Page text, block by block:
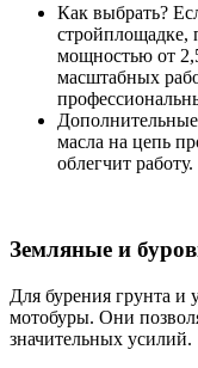
Как выбрать?
стройплощадке,
мощностью от
масштабных
масла на цепь
облегчит работу.
Земляные и
Для бурения грунта и
мотобуры. Они
значительных усилий.